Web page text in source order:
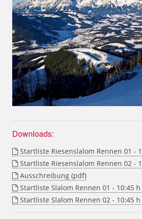
Downloads:
Startliste Riesenslalom Rennen 01 -
Startliste Riesenslalom Rennen 02 -
Ausschreibung (pdf)
Startliste Slalom Rennen 01 - 10:45
Startliste Slalom Rennen 02 - 10:45